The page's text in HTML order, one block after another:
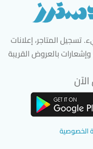
المتاجر، إعلانات
بالعروض القريبة
الخصوصية